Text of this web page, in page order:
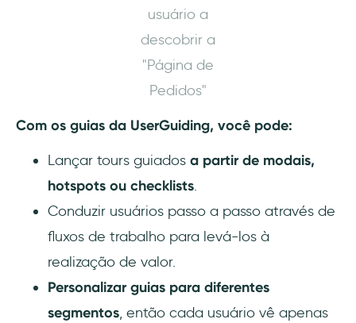
usuário a
descobrir a
"Página de
Pedidos"
Com os guias da UserGuiding, você pode:
Lançar tours guiados a partir de modais,
hotspots ou checklists.
Conduzir usuários passo a passo através de
fluxos de trabalho para levá-los à
realização de valor.
Personalizar guias para diferentes
segmentos, então cada usuário vê apenas